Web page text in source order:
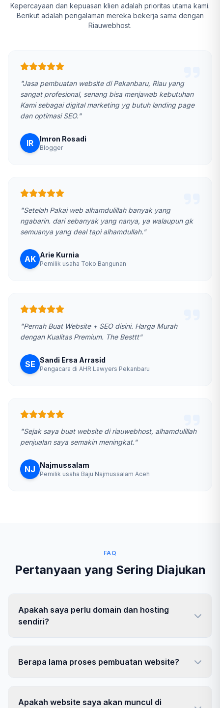
Kepercayaan dan kepuasan klien adalah prioritas utama kami.
Berikut adalah pengalaman mereka bekerja sama dengan
Riauwebhost.
"Jasa pembuatan website di Pekanbaru, Riau yang
sangat profesional, senang bisa menjawab kebutuhan
Kami sebagai digital marketing yg butuh landing page
dan optimasi SEO."
IR Imron Rosadi
Blogger
"Setelah Pakai web alhamdulillah banyak yang
ngabarin. dari sebanyak yang nanya, ya walaupun gk
semuanya yang deal tapi alhamdullah."
AK Arie Kurnia
Pemilik usaha Toko Bangunan
"Pernah Buat Website + SEO disini. Harga Murah
dengan Kualitas Premium. The Besttt"
SE Sandi Ersa Arrasid
Pengacara di AHR Lawyers Pekanbaru
"Sejak saya buat website di riauwebhost, alhamdulillah
penjualan saya semakin meningkat."
NJ Najmussalam
Pemilik usaha Baju Najmussalam Aceh
FAQ
Pertanyaan yang Sering Diajukan
Apakah saya perlu domain dan hosting
sendiri?
Berapa lama proses pembuatan website?
Apakah website saya akan muncul di